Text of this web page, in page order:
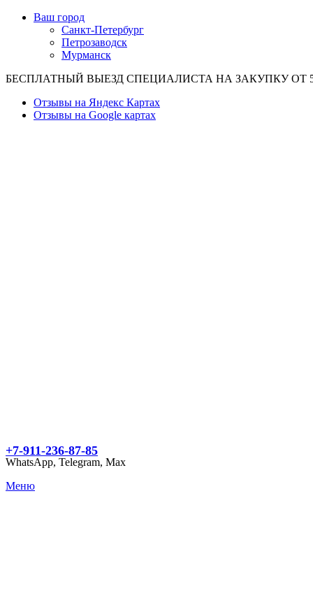
Ваш город
Санкт-Петербург
Петрозаводск
Мурманск
БЕСПЛАТНЫЙ ВЫЕЗД СПЕЦИАЛИСТА НА ЗАКУПКУ ОТ
Отзывы на Яндекс Картах
Отзывы на Google картах
+7-911-236-87-85
WhatsApp, Telegram, Max
Меню